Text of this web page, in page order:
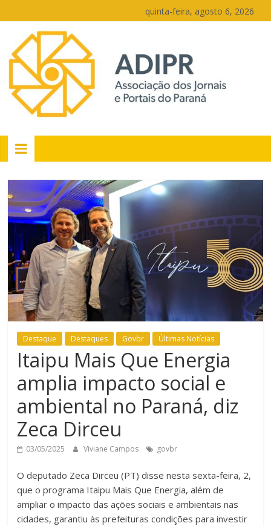
para
conteúdo
quinta-feira, agosto 6, 2026
PR
Portais
Portal
de
notícias
do
Paraná
Destaque Destaques Govbr Últimas Notícias
Itaipu Mais Que Energia
amplia impacto social e
ambiental no Paraná, diz
Zeca Dirceu
03/05/2025 Viviane Campos govbr
O deputado Zeca Dirceu (PT) disse nesta sexta-feira, 2,
que o programa Itaipu Mais Que Energia, além de
ampliar o impacto das ações sociais e ambientais nas
cidades, garantiu às prefeituras condições para investir